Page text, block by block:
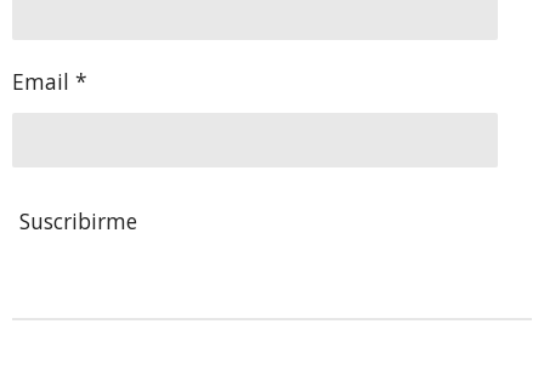
Email *
Suscribirme